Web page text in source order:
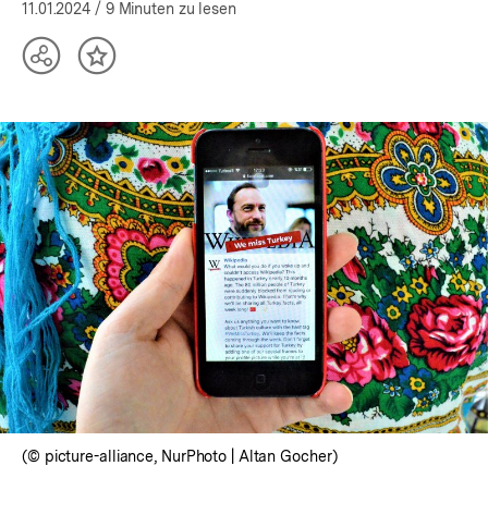
öffnen
11.01.2024 / 9 Minuten zu lesen
TeilenInhalt
(© picture-alliance, NurPhoto | Altan Gocher)